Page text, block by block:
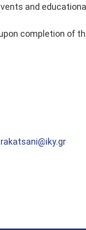
and
completion of